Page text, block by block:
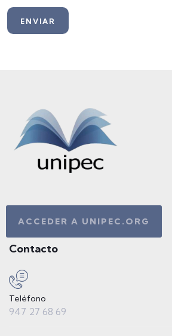
ACCEDER A UNIPEC.ORG
Contacto
Teléfono
947 27 68 69